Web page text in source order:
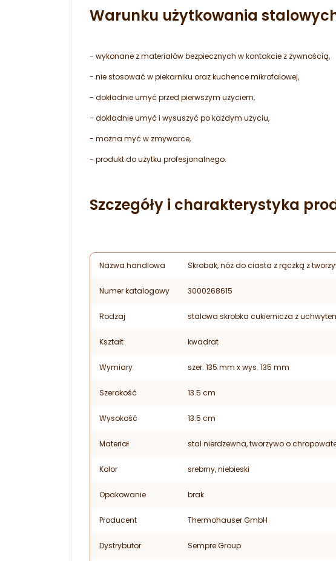
Warunku użytkowania
- wykonane z materiałów bezpiecznych w kontakcie z żywnością,
- nie stosować w piekarniku oraz kuchence mikrofalowej,
- dokładnie umyć przed pierwszym użyciem,
- dokładnie umyć i wysuszyć po każdym użyciu,
- można myć w zmywarce,
- produkt do użytku profesjonalnego.
Szczegóły i charakterystyka
Nazwa handlowa Skrobak, nóż do ciasta z rączką z
Numer katalogowy 3000268615
Rodzaj stalowa skrobka cukiernicza z
Kształt kwadrat
Wymiary szer. 135 mm x wys. 135 mm
Szerokość 13.5 cm
Wysokość 13.5 cm
Materiał stal nierdzewna, tworzywo o
Kolor srebrny, niebieski
Opakowanie brak
Producent Thermohauser GmbH
Dystrybutor Sempre Group